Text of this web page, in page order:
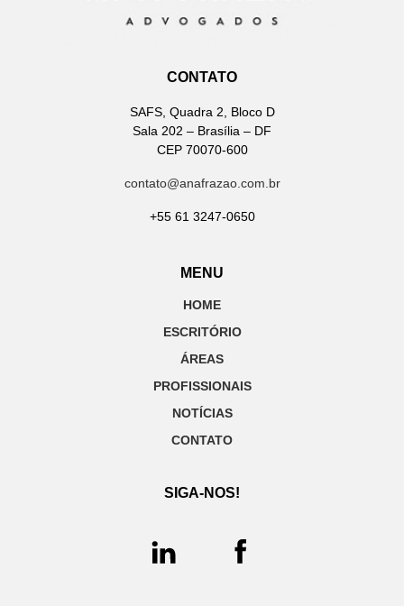
CONTATO
SAFS, Quadra 2, Bloco D
Sala 202 – Brasília – DF
CEP 70070-600
contato@anafrazao.com.br
+55 61 3247-0650
MENU
HOME
ESCRITÓRIO
ÁREAS
PROFISSIONAIS
NOTÍCIAS
CONTATO
SIGA-NOS!